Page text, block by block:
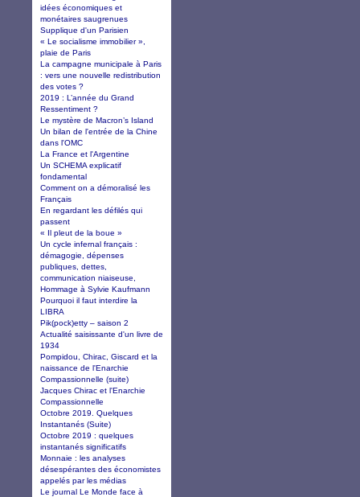
idées économiques et
monétaires saugrenues
Supplique d'un Parisien
« Le socialisme immobilier »,
plaie de Paris
La campagne municipale à Paris
: vers une nouvelle redistribution
des votes ?
2019 : L’année du Grand
Ressentiment ?
Le mystère de Macron’s Island
Un bilan de l'entrée de la Chine
dans l'OMC
La France et l'Argentine
Un SCHEMA explicatif
fondamental
Comment on a démoralisé les
Français
En regardant les défilés qui
passent
« Il pleut de la boue »
Un cycle infernal français :
démagogie, dépenses
publiques, dettes,
communication niaiseuse,
Hommage à Sylvie Kaufmann
Pourquoi il faut interdire la
LIBRA
Pik(pock)etty – saison 2
Actualité saisissante d'un livre de
1934
Pompidou, Chirac, Giscard et la
naissance de l'Enarchie
Compassionnelle (suite)
Jacques Chirac et l'Enarchie
Compassionnelle
Octobre 2019. Quelques
Instantanés (Suite)
Octobre 2019 : quelques
instantanés significatifs
Monnaie : les analyses
désespérantes des économistes
appelés par les médias
Le journal Le Monde face à